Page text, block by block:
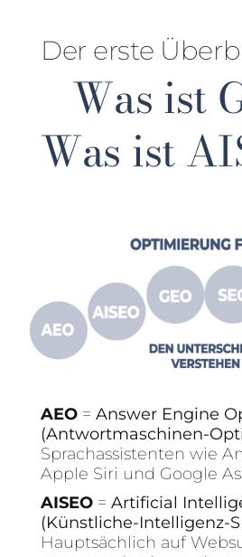
Der erste
Was ist
Was ist
AEO = Answer Engine
(Antwortmaschinen-
Sprachassistenten wie
Apple Siri und Google
AISEO = Artificial
(Künstliche-Intelligenz-
Hauptsächlich auf